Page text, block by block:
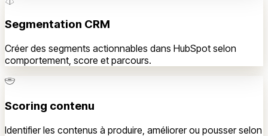
Segmentation CRM
Créer des segments actionnables dans HubSpot selon
comportement, score et parcours.
Scoring contenu
Identifier les contenus à produire, améliorer ou pousser selon